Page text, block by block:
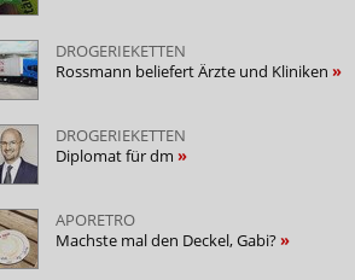
DROGERIEKETTEN
Rossmann beliefert Ärzte und Kliniken
DROGERIEKETTEN
Diplomat für dm
APORETRO
Machste mal den Deckel, Gabi?